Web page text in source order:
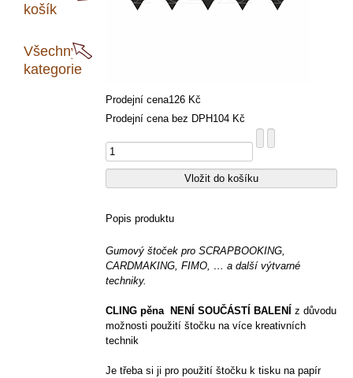
košík
Všechny
kategorie
Prodejní cena126 Kč
Prodejní cena bez DPH104 Kč
Popis produktu
Gumový štoček pro SCRAPBOOKING,
CARDMAKING, FIMO, … a další výtvarné
techniky.
CLING pěna NENÍ SOUČÁSTÍ BALENÍ
z důvodu
možnosti použití štočku na více kreativních
technik
Je třeba si ji pro použití štočku k tisku na papír